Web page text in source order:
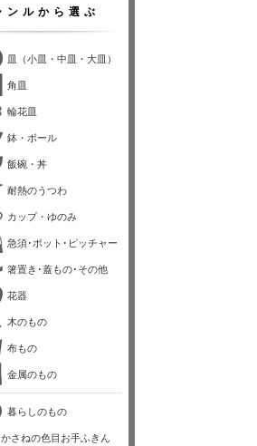
ンルから選ぶ
皿（小皿・中皿・大皿）
角皿
輪花皿
鉢・ボール
飯碗・丼
耐熱のうつわ
カップ・ゆのみ
急須･ポット･ピッチャー
箸置き･蓋もの･その他
花器
木のもの
布もの
金属のもの
暮らしのもの
かさねの色目お手ふきん